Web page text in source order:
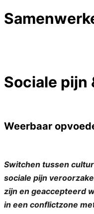
Sociale pijn
Weerbaar
Switchen tussen
sociale pijn
zijn en geaccepteerd
in een conflictzone